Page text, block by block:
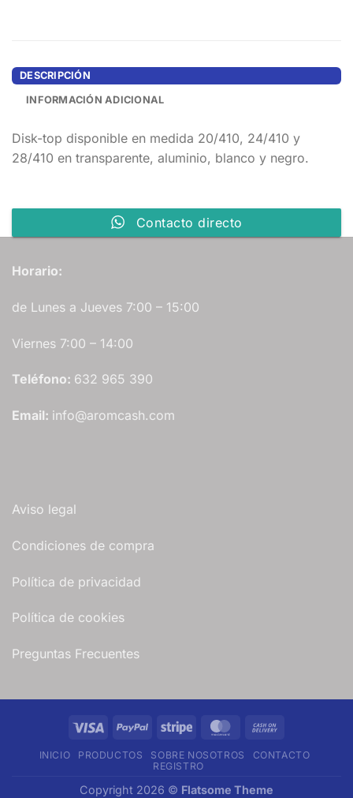
DESCRIPCIÓN
INFORMACIÓN ADICIONAL
Disk-top disponible en medida 20/410, 24/410 y
28/410 en transparente, aluminio, blanco y negro.
Contacto directo
Horario:
de Lunes a Jueves 7:00 – 15:00
Viernes 7:00 – 14:00
Teléfono: 632 965 390
Email: info@aromcash.com
Aviso legal
Condiciones de compra
Política de privacidad
Política de cookies
Preguntas Frecuentes
Visa PayPal Stripe MasterCard
Delivery
INICIO PRODUCTOS SOBRE NOSOTROS
CONTACTO
REGISTRO
Copyright 2026 © Flatsome Theme